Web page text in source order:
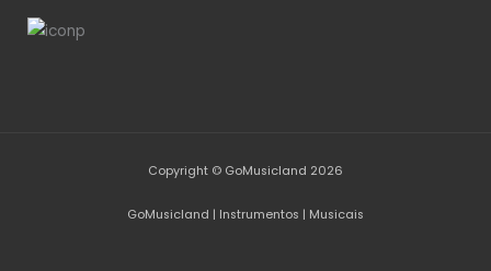
Copyright © GoMusicland 2026
GoMusicland | Instrumentos | Musicais